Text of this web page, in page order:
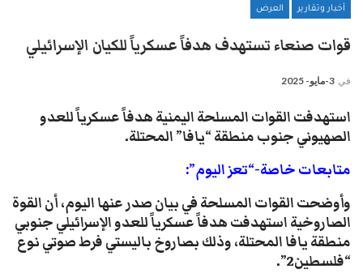
أخبار وتقارير العرض
قوات صنعاء تستهدف هدفاً عسكرياً للكيان الإسرائيلي
في 3-مايو- 2025
استهدفت القوات المسلحة اليمنية هدفاً عسكرياً للعدو
الصهيوني جنوب منطقة “يافا” المحتلة.
متابعات خاصة-“تعز اليوم”:
وأوضحت القوات المسلحة في بيان صدر عنها اليوم، أن القوة
الصاروخية استهدفت هدفاً عسكرياً للعدو الإسرائيلي جنوبي
منطقة يافا المحتلة، وذلك بصاروخ باليستي فرط صوتي نوع
“فلسطين2”.